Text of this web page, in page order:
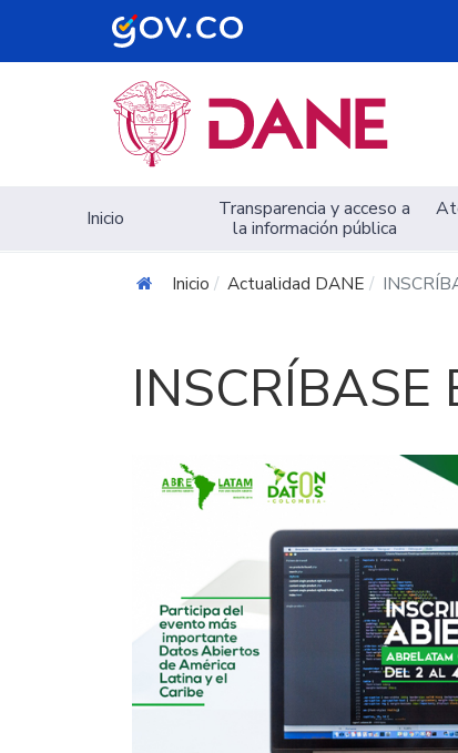
Inicio
Transparencia y acceso a
la información pública
Inicio Actualidad DANE